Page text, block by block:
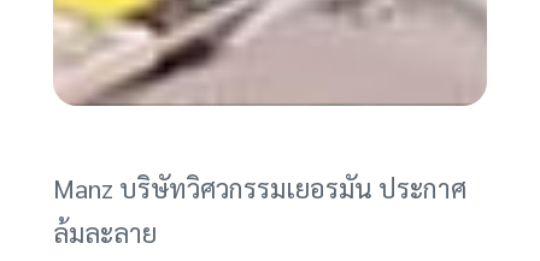
Manz บริษัทวิศวกรรมเยอรมัน ประกาศ
ล้มละลาย